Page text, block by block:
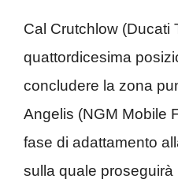
Cal Crutchlow (Ducati
quattordicesima
concludere la zona
Angelis (NGM Mobile
fase di adattamento
sulla quale proseguirà